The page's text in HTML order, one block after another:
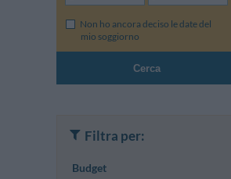
Non ho ancora deciso le date del
mio soggiorno
Cerca
Filtra per:
Budget